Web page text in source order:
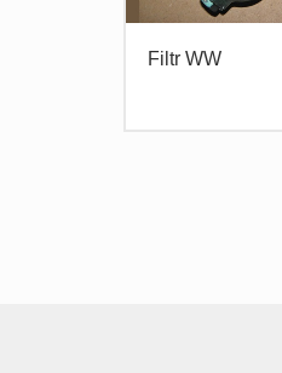
Filtr WW